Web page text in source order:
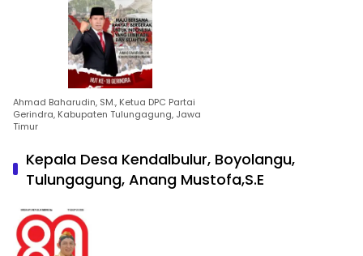
Ahmad Baharudin, SM., Ketua DPC Partai
Gerindra, Kabupaten Tulungagung, Jawa
Timur
Kepala Desa Kendalbulur, Boyolangu,
Tulungagung, Anang Mustofa,S.E